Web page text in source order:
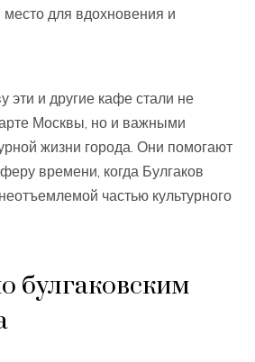
для вдохновения и
эти и другие кафе стали не
Москвы, но и важными
жизни города. Они помогают
времени, когда Булгаков
частью культурного
булгаковским